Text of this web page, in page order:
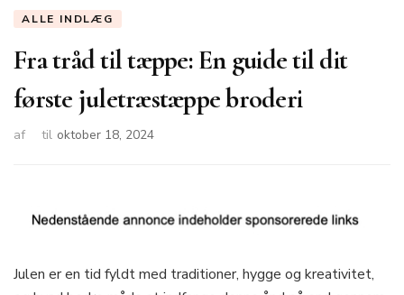
ALLE INDLÆG
Fra tråd til tæppe: En guide til dit
første juletræstæppe broderi
af til oktober 18, 2024
Julen er en tid fyldt med traditioner, hygge og kreativitet,